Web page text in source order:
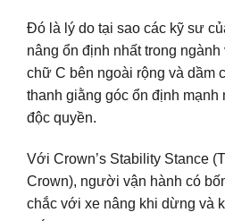
Đó là lý do tại sao các kỹ sư
nâng ổn định nhất trong
chữ C bên ngoài rộng và dầm
thanh giằng góc ổn định mạnh
độc quyền.
Với Crown’s Stability Stance
Crown), người vận hành có
chắc với xe nâng khi dừng và